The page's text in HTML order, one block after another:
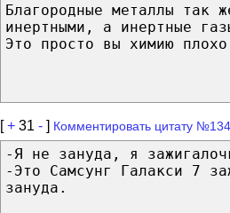
Благородные металлы так
инертными, а инертные
Это просто вы химию
[+ 31 - ] Комментировать цитату
-Я не зануда, я
-Это Самсунг Галакси 7
зануда.